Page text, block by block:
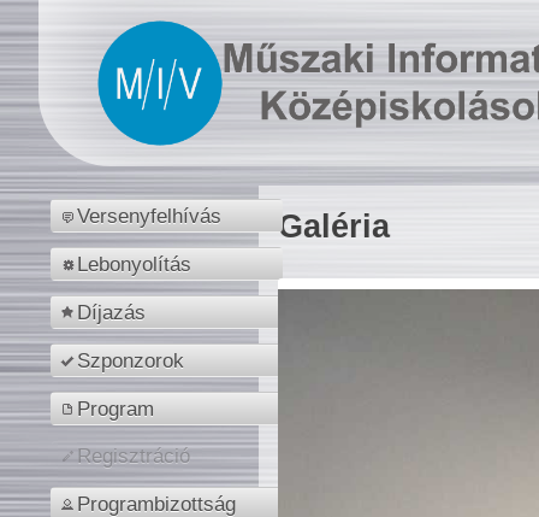
Versenyfelhívás
Lebonyolítás
Díjazás
Szponzorok
Program
Regisztráció
Programbizottság
Galéria